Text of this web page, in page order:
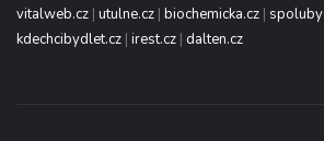
vitalweb.cz | utulne.cz | biochemicka.cz |
kdechcibydlet.cz | irest.cz | dalten.cz